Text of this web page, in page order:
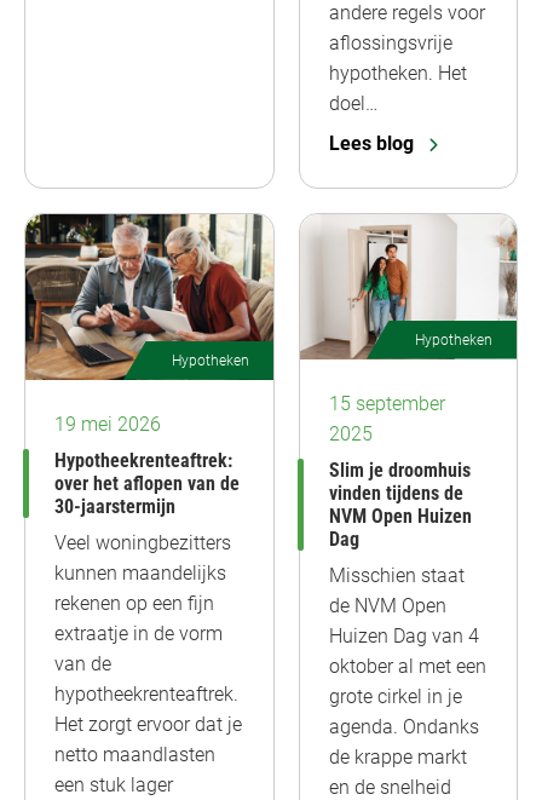
andere regels voor
aflossingsvrije
hypotheken. Het
doel…
Lees blog
Hypotheken
19 mei 2026
Hypotheekrenteaftrek:
over het aflopen van de
30-jaarstermijn
Veel woningbezitters
kunnen maandelijks
rekenen op een fijn
extraatje in de vorm
van de
hypotheekrenteaftrek.
Het zorgt ervoor dat je
netto maandlasten
een stuk lager
Hypotheken
15 september
2025
Slim je droomhuis
vinden tijdens de
NVM Open Huizen
Dag
Misschien staat
de NVM Open
Huizen Dag van 4
oktober al met een
grote cirkel in je
agenda. Ondanks
de krappe markt
en de snelheid